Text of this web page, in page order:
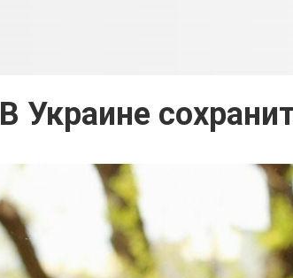
В Украине